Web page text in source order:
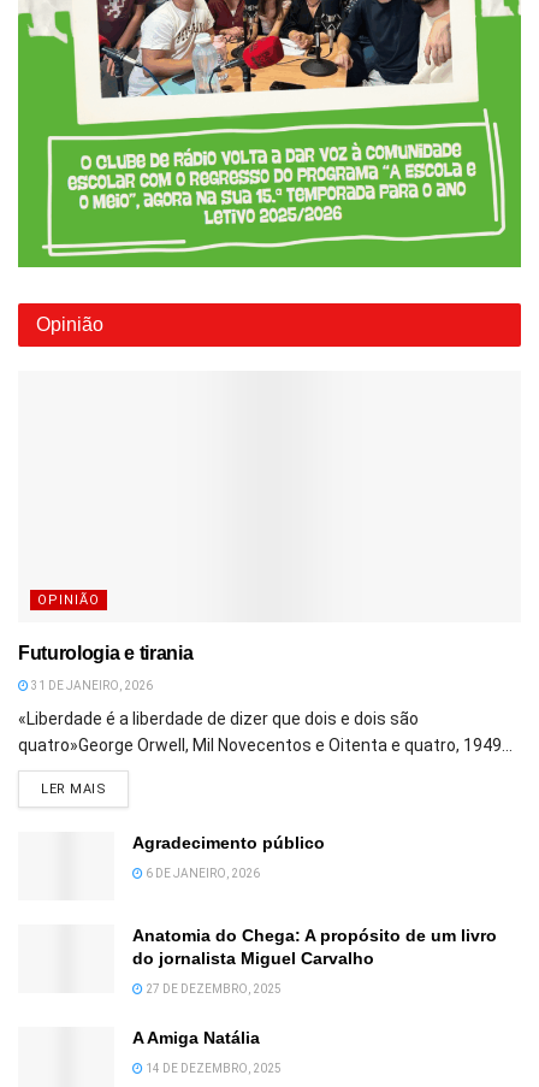
Opinião
OPINIÃO
Futurologia e tirania
31 DE JANEIRO, 2026
«Liberdade é a liberdade de dizer que dois e dois são
quatro»George Orwell, Mil Novecentos e Oitenta e quatro, 1949...
LER MAIS
Agradecimento público
6 DE JANEIRO, 2026
Anatomia do Chega: A propósito de um livro
do jornalista Miguel Carvalho
27 DE DEZEMBRO, 2025
A Amiga Natália
14 DE DEZEMBRO, 2025